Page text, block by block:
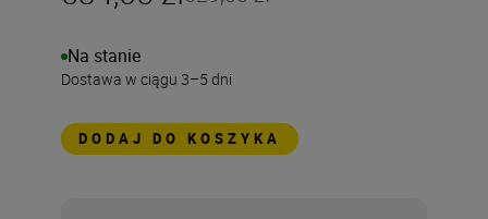
Na stanie
Dostawa w ciągu 3–5 dni
DODAJ DO KOSZYKA